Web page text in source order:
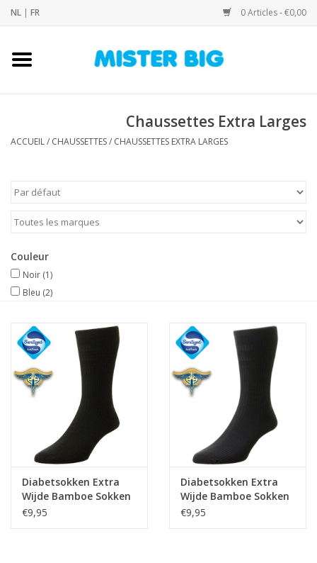
NL | FR 0 Articles - €0,00
Accueil
Notre Boutique
Contact
Marques
Chaussettes Extra Larges
ACCUEIL/ CHAUSSETTES/ CHAUSSETTES EXTRA LARGES
Couleur
Noir (1)
Bleu (2)
Diabetsokken Extra
Wijde Bamboe Sokken
- Zwart
€9,95
Diabetsokken Extra
Wijde Bamboe Sokken
- Navy
€9,95